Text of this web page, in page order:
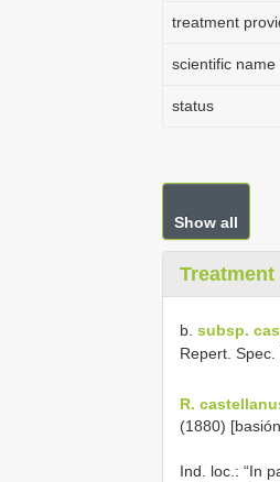
treatment
scientific name
status
Show all
Treatment
b. subsp.
Repert. Spec.
R.
(1880)
Ind. loc.: “In